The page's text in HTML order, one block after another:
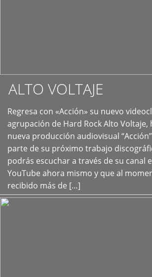
ALTO VOLTAJE
Regresa con «Acción» su nuevo
agrupación de Hard Rock Alto Voltaje,
nueva producción audiovisual
parte de su próximo trabajo
podrás escuchar a través de su canal
YouTube ahora mismo y que al
recibido más de […]
+